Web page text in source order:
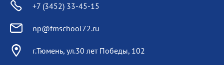
+7 (3452) 33-45-15
np@fmschool72.ru
г.Тюмень, ул.30 лет Победы, 102